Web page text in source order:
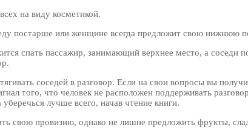
на виду косметикой.
постарше или женщине всегда предложит свою нижнюю
спать пассажир, занимающий верхнее место, а соседи
соседей в разговор. Если на свои вопросы вы
того, что человек не расположен поддерживать
лучше всего, начав чтение книги.
свою провизию, однако не лишне предложить фрукты,